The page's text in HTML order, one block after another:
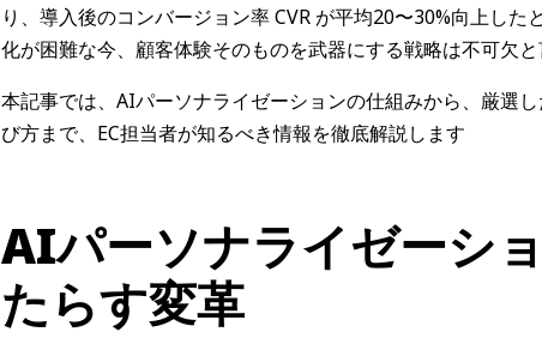
り、導入後のコンバージョン率 CVR が平均20〜30%向上し
化が困難な今、顧客体験そのものを武器にする戦略は不可欠と
本記事では、AIパーソナライゼーションの仕組みから、厳選
び方まで、EC担当者が知るべき情報を徹底解説します
AIパーソナライゼーシ
たらす変革